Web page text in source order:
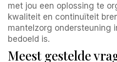
met jou een oplossing te
kwaliteit en continuïteit
mantelzorg ondersteuning
bedoeld is.
Meest gestelde